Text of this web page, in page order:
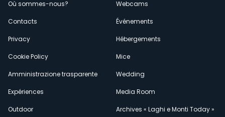
secondario
Où sommes-nous?
Contacts
Privacy
Cookie Policy
Amministrazione trasparente
Expériences
Outdoor
Webcams
Événements
Hébergements
Mice
Wedding
Media Room
Archives « Laghi e Monti Today »